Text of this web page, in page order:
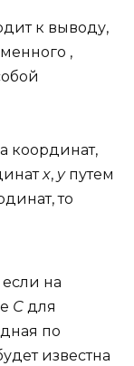
к выводу,
,
координат,
x, yпутем
то
если на
С для
по
известна